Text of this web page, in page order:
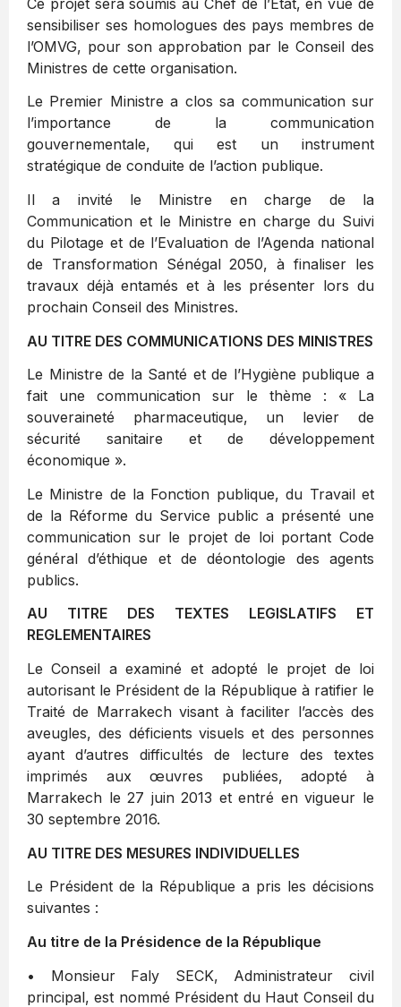
sensibiliser ses homologues des pays membres de
l’OMVG, pour son approbation par le Conseil des
Ministres de cette organisation.
Le Premier Ministre a clos sa communication sur
l’importance de la communication
gouvernementale, qui est un instrument
stratégique de conduite de l’action publique.
Il a invité le Ministre en charge de la
Communication et le Ministre en charge du Suivi
du Pilotage et de l’Evaluation de l’Agenda national
de Transformation Sénégal 2050, à finaliser les
travaux déjà entamés et à les présenter lors du
prochain Conseil des Ministres.
AU TITRE DES COMMUNICATIONS DES MINISTRES
Le Ministre de la Santé et de l’Hygiène publique a
fait une communication sur le thème : « La
souveraineté pharmaceutique, un levier de
sécurité sanitaire et de développement
économique ».
Le Ministre de la Fonction publique, du Travail et
de la Réforme du Service public a présenté une
communication sur le projet de loi portant Code
général d’éthique et de déontologie des agents
publics.
AU TITRE DES TEXTES LEGISLATIFS ET
REGLEMENTAIRES
Le Conseil a examiné et adopté le projet de loi
autorisant le Président de la République à ratifier le
Traité de Marrakech visant à faciliter l’accès des
aveugles, des déficients visuels et des personnes
ayant d’autres difficultés de lecture des textes
imprimés aux œuvres publiées, adopté à
Marrakech le 27 juin 2013 et entré en vigueur le
30 septembre 2016.
AU TITRE DES MESURES INDIVIDUELLES
Le Président de la République a pris les décisions
suivantes :
Au titre de la Présidence de la République
• Monsieur Faly SECK, Administrateur civil
principal, est nommé Président du Haut Conseil du